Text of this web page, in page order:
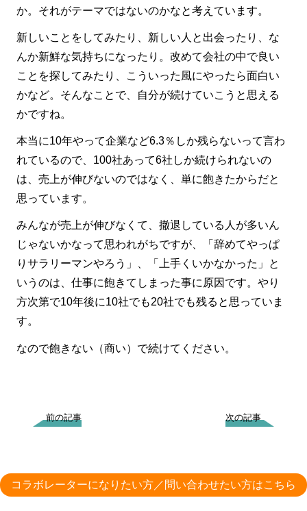
か。それがテーマではないのかなと考えています。
新しいことをしてみたり、新しい人と出会ったり、な
んか新鮮な気持ちになったり。改めて会社の中で良い
ことを探してみたり、こういった風にやったら面白い
かなど。そんなことで、自分が続けていこうと思える
かですね。
本当に10年やって企業など6.3％しか残らないって言わ
れているので、100社あって6社しか続けられないの
は、売上が伸びないのではなく、単に飽きたからだと
思っています。
みんなが売上が伸びなくて、撤退している人が多いん
じゃないかなって思われがちですが、「辞めてやっぱ
りサラリーマンやろう」、「上手くいかなかった」と
いうのは、仕事に飽きてしまった事に原因です。やり
方次第で10年後に10社でも20社でも残ると思っていま
す。
なので飽きない（商い）で続けてください。
前の記事 次の記事
コラボレーターになりたい方／問い合わせたい方はこちら